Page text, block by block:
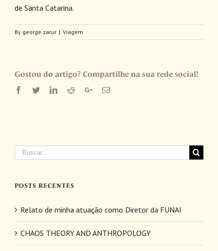
de Santa Catarina.
By george zarur | Viagem
Gostou do artigo? Compartilhe na sua rede social!
Facebook
TwitterLinkedIn
RedditGoogle+Email
Buscar
POSTS RECENTES
Relato de minha atuação como Diretor da FUNAI
CHAOS THEORY AND ANTHROPOLOGY